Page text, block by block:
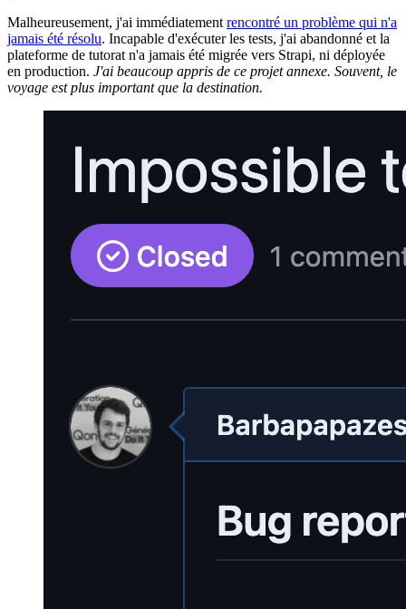
Malheureusement, j'ai immédiatement rencontré un problème qui n'a
jamais été résolu. Incapable d'exécuter les tests, j'ai abandonné et la
plateforme de tutorat n'a jamais été migrée vers Strapi, ni déployée
en production. J'ai beaucoup appris de ce projet annexe. Souvent, le
voyage est plus important que la destination.